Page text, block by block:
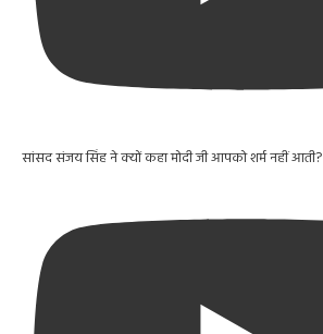
सांसद संजय सिंह ने क्यों कहा मोदी जी आपको शर्म नहीं आती?